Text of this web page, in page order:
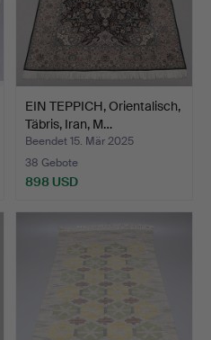
EIN TEPPICH, Orientalisch,
Täbris, Iran, M…
Beendet 15. Mär 2025
38 Gebote
898 USD